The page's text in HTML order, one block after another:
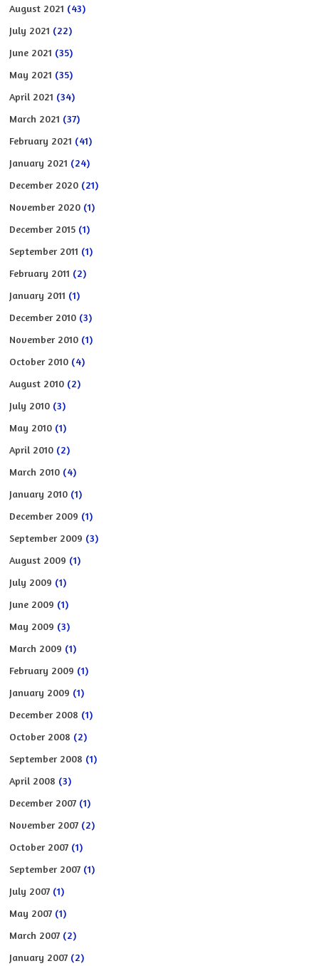
August 2021 (43)
July 2021 (22)
June 2021 (35)
May 2021 (35)
April 2021 (34)
March 2021 (37)
February 2021 (41)
January 2021 (24)
December 2020 (21)
November 2020 (1)
December 2015 (1)
September 2011 (1)
February 2011 (2)
January 2011 (1)
December 2010 (3)
November 2010 (1)
October 2010 (4)
August 2010 (2)
July 2010 (3)
May 2010 (1)
April 2010 (2)
March 2010 (4)
January 2010 (1)
December 2009 (1)
September 2009 (3)
August 2009 (1)
July 2009 (1)
June 2009 (1)
May 2009 (3)
March 2009 (1)
February 2009 (1)
January 2009 (1)
December 2008 (1)
October 2008 (2)
September 2008 (1)
April 2008 (3)
December 2007 (1)
November 2007 (2)
October 2007 (1)
September 2007 (1)
July 2007 (1)
May 2007 (1)
March 2007 (2)
January 2007 (2)